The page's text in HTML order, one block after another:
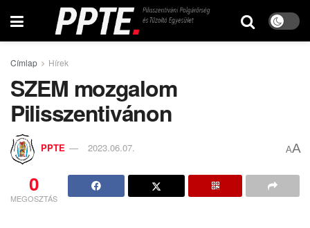
Címlap Hírek
SZEM mozgalom
Pilisszentivánon
PPTE 2023.06.07. AA
0
MEGOSZTÁS